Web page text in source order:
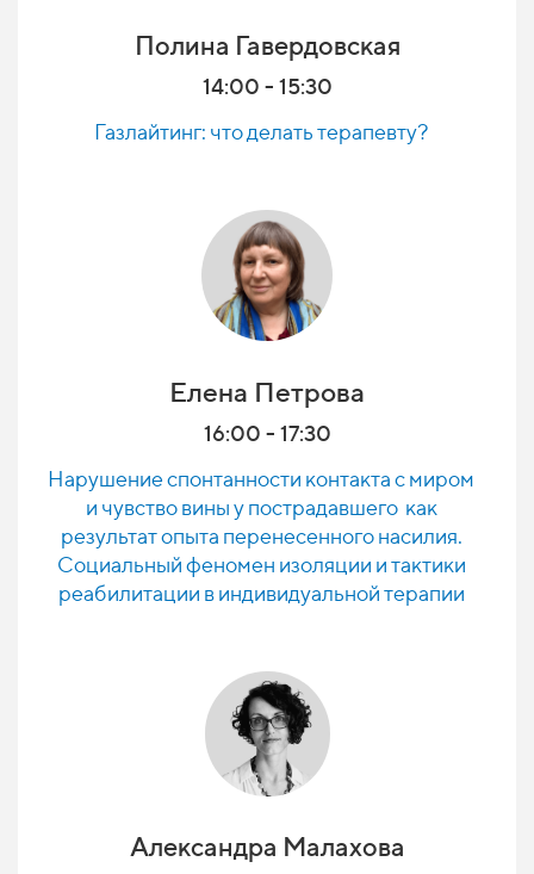
Полина Гавердовская
14:00 - 15:30
Газлайтинг: что делать терапевту?
Елена Петрова
16:00 - 17:30
Нарушение спонтанности контакта с миром
и чувство вины у пострадавшего как
результат опыта перенесенного насилия.
Социальный феномен изоляции и тактики
реабилитации в индивидуальной терапии
Александра Малахова